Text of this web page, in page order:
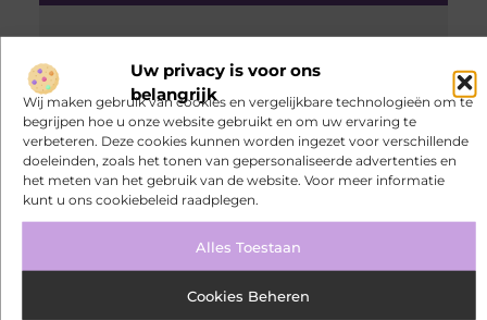
Uw privacy is voor ons
belangrijk
Wij maken gebruik van cookies en vergelijkbare technologieën om te
begrijpen hoe u onze website gebruikt en om uw ervaring te
verbeteren. Deze cookies kunnen worden ingezet voor verschillende
doeleinden, zoals het tonen van gepersonaliseerde advertenties en
het meten van het gebruik van de website. Voor meer informatie
kunt u ons cookiebeleid raadplegen.
Alles Toestaan
Cookies Beheren
Categorieën
Aanbiedingen
Afvalverwerking
Architectuur
Auto's en
Energie
Entertainment
Eten en drinken
Financieel
Gezondheid
Home /
Industrie
Mode en
Kleding
Onderwijs
Sport